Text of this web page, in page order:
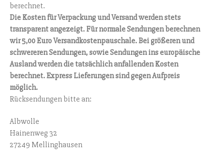
berechnet.
Die Kosten für Verpackung und Versand werden stets
transparent angezeigt. Für normale Sendungen berechnen
wir 5,00 Euro Versandkostenpauschale. Bei größeren und
schwereren Sendungen, sowie Sendungen ins europäische
Ausland werden die tatsächlich anfallenden Kosten
berechnet. Express Lieferungen sind gegen Aufpreis
möglich.
Rücksendungen bitte an:
Albwolle
Hainenweg 32
27249 Mellinghausen